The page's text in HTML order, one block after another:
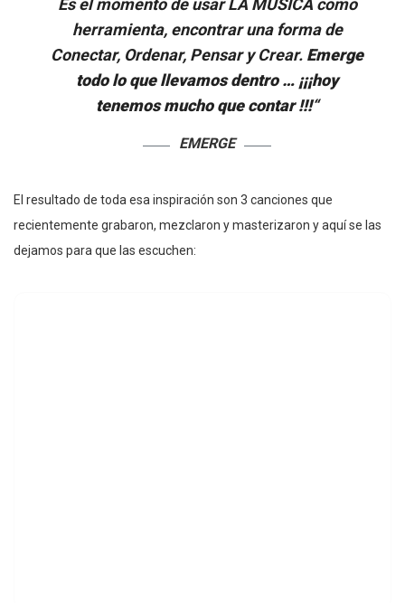
herramienta, encontrar una forma de
Conectar, Ordenar, Pensar y Crear. Emerge
todo lo que llevamos dentro … ¡¡¡hoy
tenemos mucho que contar !!!“
EMERGE
El resultado de toda esa inspiración son 3 canciones que
recientemente grabaron, mezclaron y masterizaron y aquí se las
dejamos para que las escuchen: